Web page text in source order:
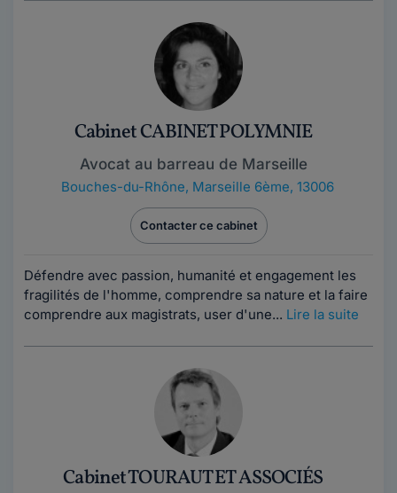
Cabinet CABINET POLYMNIE
Avocat au barreau de Marseille
Bouches-du-Rhône, Marseille 6ème, 13006
Contacter ce cabinet
Défendre avec passion, humanité et engagement les
fragilités de l'homme, comprendre sa nature et la faire
comprendre aux magistrats, user d'une... Lire la suite
Cabinet TOURAUT ET ASSOCIÉS